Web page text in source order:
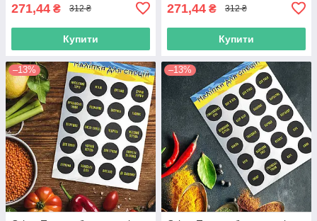
271,44 ₴ 312 ₴
Купити
271,44 ₴ 312 ₴
Купити
–13% –13%